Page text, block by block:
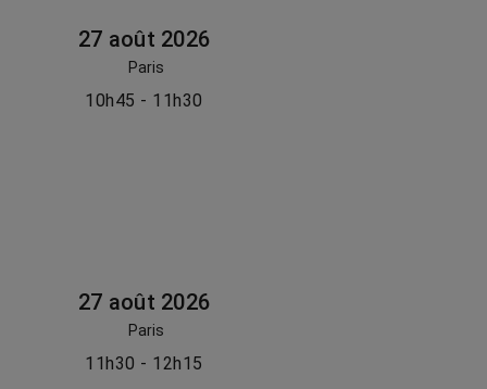
27 août 2026
Paris
10h45 - 11h30
27 août 2026
Paris
11h30 - 12h15